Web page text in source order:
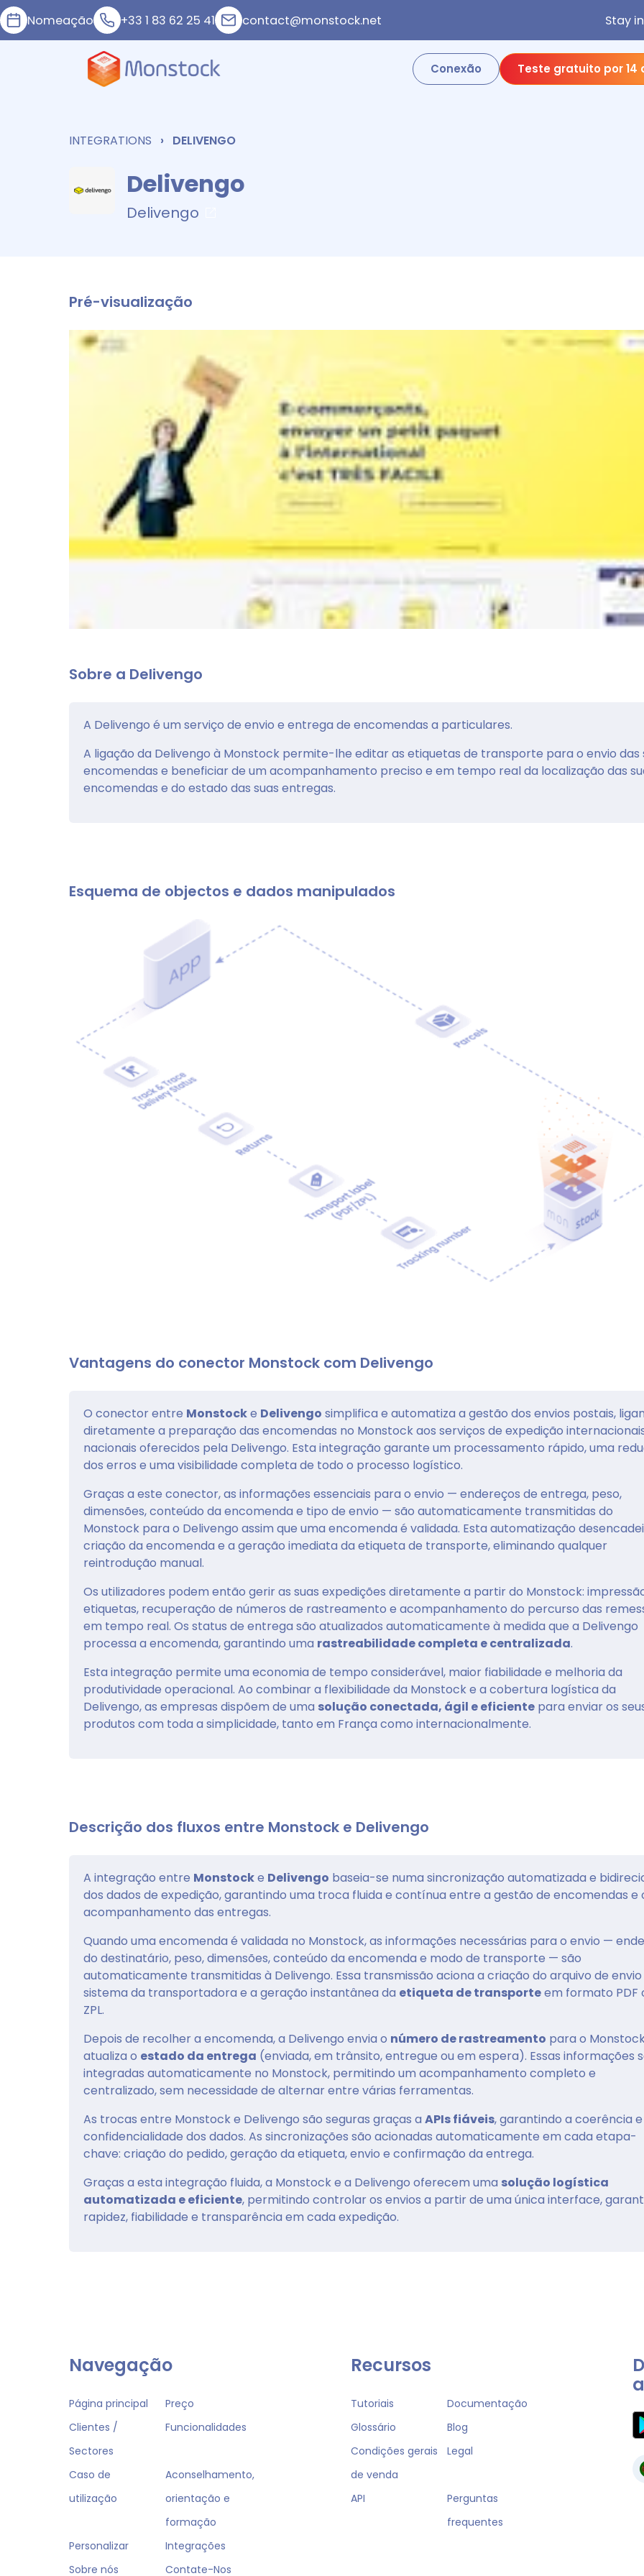
Nomeação +33 1 83 62 25 41 contact@monstock.net Stay
Conexão Teste gratuito por 14
INTEGRATIONS DELIVENGO
Delivengo
Delivengo
Pré-visualização
Sobre a Delivengo
A Delivengo é um serviço de envio e entrega de encomendas a particulares.
A ligação da Delivengo à Monstock permite-lhe editar as etiquetas de transporte para o envio das
encomendas e beneficiar de um acompanhamento preciso e em tempo real da localização das
encomendas e do estado das suas entregas.
Esquema de objectos e dados manipulados
Vantagens do conector Monstock com Delivengo
O conector entre Monstocke Delivengo simplifica e automatiza a gestão dos envios postais,
diretamente a preparação das encomendas no Monstock aos serviços de expedição
nacionais oferecidos pela Delivengo. Esta integração garante um processamento rápido, uma
dos erros e uma visibilidade completa de todo o processo logístico.
Graças a este conector, as informações essenciais para o envio — endereços de entrega, peso,
dimensões, conteúdo da encomenda e tipo de envio — são automaticamente transmitidas do
Monstock para o Delivengo assim que uma encomenda é validada. Esta automatização
criação da encomenda e a geração imediata da etiqueta de transporte, eliminando qualquer
reintrodução manual.
Os utilizadores podem então gerir as suas expedições diretamente a partir do Monstock:
etiquetas, recuperação de números de rastreamento e acompanhamento do percurso das
em tempo real. Os status de entrega são atualizados automaticamente à medida que a Delivengo
processa a encomenda, garantindo uma rastreabilidade completa e centralizada.
Esta integração permite uma economia de tempo considerável, maior fiabilidade e melhoria da
produtividade operacional. Ao combinar a flexibilidade da Monstock e a cobertura logística da
Delivengo, as empresas dispõem de uma solução conectada, ágil e eficiente para enviar os
produtos com toda a simplicidade, tanto em França como internacionalmente.
Descrição dos fluxos entre Monstock e Delivengo
A integração entre Monstocke Delivengo baseia-se numa sincronização automatizada e
dos dados de expedição, garantindo uma troca fluida e contínua entre a gestão de encomendas e
acompanhamento das entregas.
Quando uma encomenda é validada no Monstock, as informações necessárias para o envio —
do destinatário, peso, dimensões, conteúdo da encomenda e modo de transporte — são
automaticamente transmitidas à Delivengo. Essa transmissão aciona a criação do arquivo de envio
sistema da transportadora e a geração instantânea da etiqueta de transporteem formato PDF
ZPL.
Depois de recolher a encomenda, a Delivengo envia o número de rastreamento para o
atualiza o estado da entrega (enviada, em trânsito, entregue ou em espera). Essas informações
integradas automaticamente no Monstock, permitindo um acompanhamento completo e
centralizado, sem necessidade de alternar entre várias ferramentas.
As trocas entre Monstock e Delivengo são seguras graças a APIs fiáveis, garantindo a coerência
confidencialidade dos dados. As sincronizações são acionadas automaticamente em cada etapa-
chave: criação do pedido, geração da etiqueta, envio e confirmação da entrega.
Graças a esta integração fluida, a Monstock e a Delivengo oferecem uma solução logística
automatizada e eficiente, permitindo controlar os envios a partir de uma única interface,
rapidez, fiabilidade e transparência em cada expedição.
Navegação
Página principal
Preço
Clientes /
Sectores
Funcionalidades
Caso de
utilização
Aconselhamento,
orientação e
formação
Personalizar
Integrações
Sobre nós
Contate-Nos
Recursos
Tutoriais
Documentação
Glossário
Blog
Condições gerais
de venda
Legal
API
Perguntas
frequentes